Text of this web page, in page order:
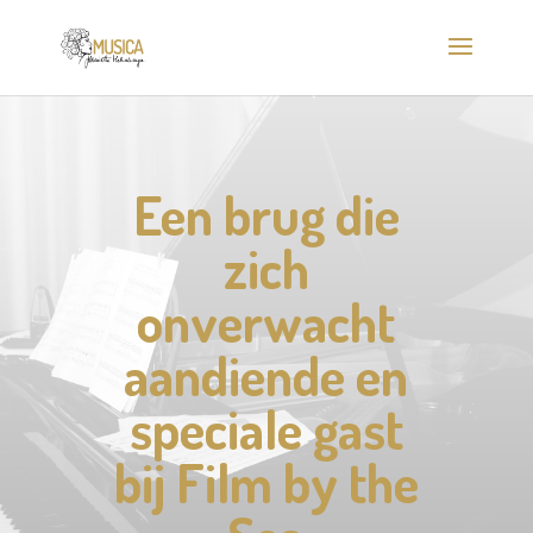
Een brug die
zich
onverwacht
aandiende en
speciale gast
bij Film by the